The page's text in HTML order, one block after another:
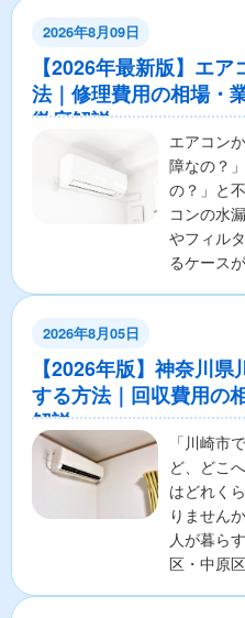
2026年8月09日
【2026年最新版】エ
法｜修理費用の相場・
徹底解説
エアコン
障なの？
の？」と
コンの水
やフィル
るケース
2026年8月05日
【2026年版】神奈川
する方法｜回収費用の
解説
「川崎市
ど、どこ
はどれく
りません
人が暮ら
区・中原